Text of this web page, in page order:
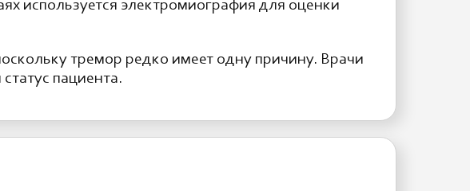
используется электромиография для оценки
тремор редко имеет одну причину. Врачи
пациента.